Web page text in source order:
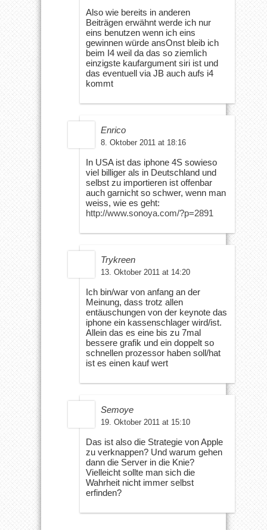
Also wie bereits in anderen
Beiträgen erwähnt werde ich nur
eins benutzen wenn ich eins
gewinnen würde ansOnst bleib ich
beim I4 weil da das so ziemlich
einzigste kaufargument siri ist und
das eventuell via JB auch aufs i4
kommt
Enrico
8. Oktober 2011 at 18:16
In USA ist das iphone 4S sowieso
viel billiger als in Deutschland und
selbst zu importieren ist offenbar
auch garnicht so schwer, wenn man
weiss, wie es geht:
http://www.sonoya.com/?p=2891
Trykreen
13. Oktober 2011 at 14:20
Ich bin/war von anfang an der
Meinung, dass trotz allen
entäuschungen von der keynote das
iphone ein kassenschlager wird/ist.
Allein das es eine bis zu 7mal
bessere grafik und ein doppelt so
schnellen prozessor haben soll/hat
ist es einen kauf wert
Semoye
19. Oktober 2011 at 15:10
Das ist also die Strategie von Apple
zu verknappen? Und warum gehen
dann die Server in die Knie?
Vielleicht sollte man sich die
Wahrheit nicht immer selbst
erfinden?